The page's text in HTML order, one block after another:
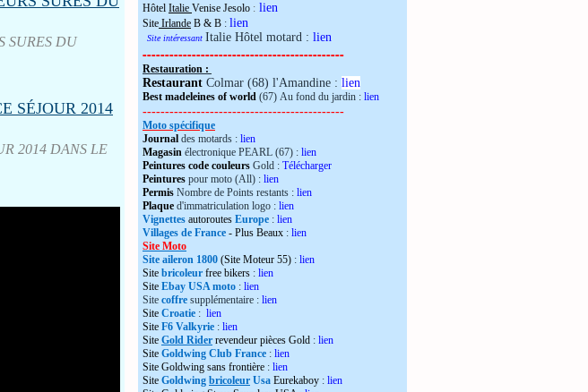
SURES DU
2014 DANS LE
Hôtel Italie Venise Jesolo : lien
Site Irlande B & B : lien
Site intéressant Italie Hôtel motard : lien
---------------------------------------------
Restauration :
Restaurant Colmar (68) l'Amandine : lien
Best madeleines of world (67) Au fond du jardin : lien
---------------------------------------------
Moto spécifique
Journal des motards : lien
Magasin électronique PEARL (67) : lien
Peintures code couleurs Gold : Télécharger
Peintures pour moto (All) : lien
Permis Nombre de Points restants : lien
Plaque d'immatriculation logo : lien
Vignettes autoroutes Europe : lien
Villages de France - Plus Beaux : lien
Site Moto
Site aileron 1800 (Site Moteur 55) : lien
Site bricoleur free bikers : lien
Site Ebay USA moto : lien
Site coffre supplémentaire : lien
Site Croatie : lien
Site F6 Valkyrie : lien
Site Gold Rider revendeur pièces Gold : lien
Site Goldwing Club France : lien
Site Goldwing sans frontière : lien
Site Goldwing bricoleur Usa Eurekaboy : lien